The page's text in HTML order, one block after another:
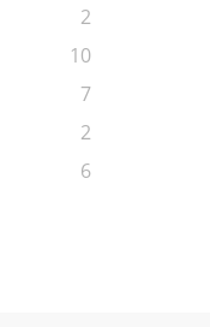
2
10
7
2
6